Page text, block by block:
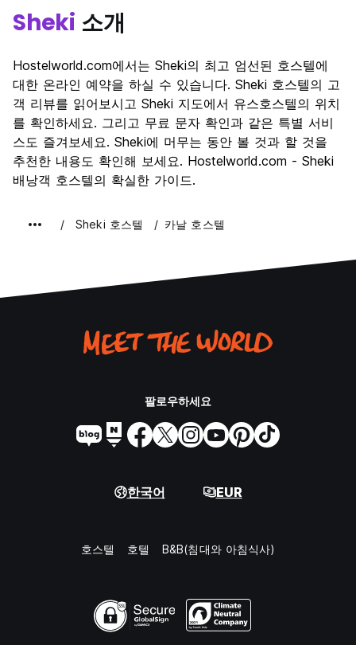
Sheki 소개
Hostelworld.com에서는 Sheki의 최고 엄선된 호스텔에
대한 온라인 예약을 하실 수 있습니다. Sheki 호스텔의 고
객 리뷰를 읽어보시고 Sheki 지도에서 유스호스텔의 위치
를 확인하세요. 그리고 무료 문자 확인과 같은 특별 서비
스도 즐겨보세요. Sheki에 머무는 동안 볼 것과 할 것을
추천한 내용도 확인해 보세요. Hostelworld.com - Sheki
배낭객 호스텔의 확실한 가이드.
Sheki 호스텔 카날 호스텔
팔로우하세요
한국어 EUR
호스텔 호텔 B&B(침대와 아침식사)